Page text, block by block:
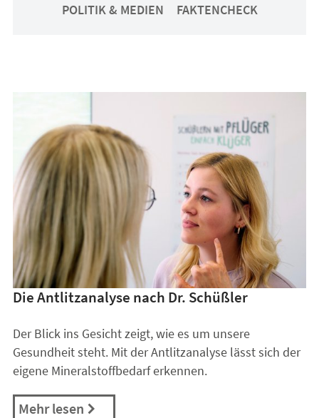
POLITIK & MEDIEN
FAKTENCHECK
Die Antlitzanalyse nach Dr. Schüßler
Der Blick ins Gesicht zeigt, wie es um unsere
Gesundheit steht. Mit der Antlitzanalyse lässt sich der
eigene Mineralstoffbedarf erkennen.
Mehr lesen